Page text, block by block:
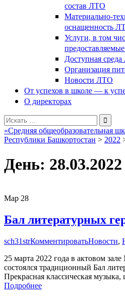
состав ЛТО
Материально-
оснащенность
Услуги, в том
Доступная
Организация
Новости ЛТО
От успехов в школе — к
О директорах
Поиск
для:
«Средняя общеобразовательная
Республики Башкортостан > 2022
День: 28.03.2022
Мар 28
Бал литературных
sch31strКомментироватьНовости,
25 марта 2022 года в актовом
состоялся традиционный Бал
Прекрасная классическая музыка,
Подробнее